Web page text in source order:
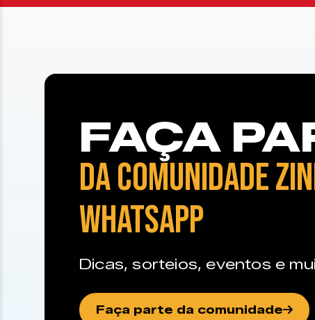
FAÇA
DA COMUNIDADE
WHATSAPP
Dicas, sorteios, eventos e
Faça parte da comunidade